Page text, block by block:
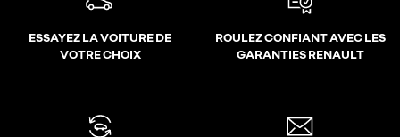
ESSAYEZ LA VOITURE DE
VOTRE CHOIX
ROULEZ CONFIANT AVEC LES
GARANTIES RENAULT